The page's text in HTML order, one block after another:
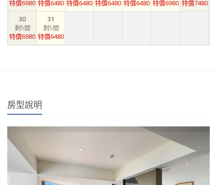
特價6980 特價6480 特價6480 特價6480 特價6480 特價6980 特價7480
30
剩5間
特價6980
31
剩5間
特價6480
房型說明